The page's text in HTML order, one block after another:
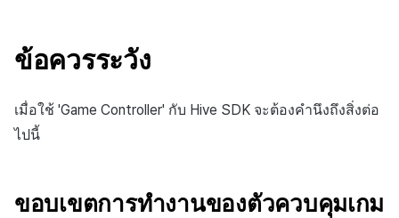
ข้อควรระวัง
เมื่อใช้ 'Game Controller' กับ Hive SDK จะต้องคำนึงถึงสิ่งต่อ
ไปนี้
ขอบเขตการทำงานของตัวควบคุมเกม